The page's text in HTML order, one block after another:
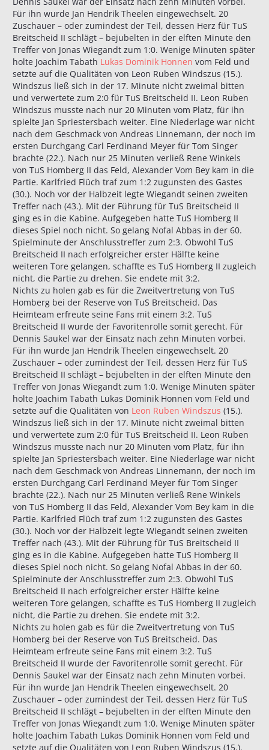
Für ihn wurde Jan Hendrik Theelen eingewechselt. 20
Zuschauer – oder zumindest der Teil, dessen Herz für TuS
Breitscheid II schlägt – bejubelten in der elften Minute den
Treffer von Jonas Wiegandt zum 1:0. Wenige Minuten später
holte Joachim Tabath Lukas Dominik Honnen vom Feld und
setzte auf die Qualitäten von Leon Ruben Windszus (15.).
Windszus ließ sich in der 17. Minute nicht zweimal bitten
und verwertete zum 2:0 für TuS Breitscheid II. Leon Ruben
Windszus musste nach nur 20 Minuten vom Platz, für ihn
spielte Jan Spriestersbach weiter. Eine Niederlage war nicht
nach dem Geschmack von Andreas Linnemann, der noch im
ersten Durchgang Carl Ferdinand Meyer für Tom Singer
brachte (22.). Nach nur 25 Minuten verließ Rene Winkels
von TuS Homberg II das Feld, Alexander Vom Bey kam in die
Partie. Karlfried Flüch traf zum 1:2 zugunsten des Gastes
(30.). Noch vor der Halbzeit legte Wiegandt seinen zweiten
Treffer nach (43.). Mit der Führung für TuS Breitscheid II
ging es in die Kabine. Aufgegeben hatte TuS Homberg II
dieses Spiel noch nicht. So gelang Nofal Abbas in der 60.
Spielminute der Anschlusstreffer zum 2:3. Obwohl TuS
Breitscheid II nach erfolgreicher erster Hälfte keine
weiteren Tore gelangen, schaffte es TuS Homberg II zugleich
nicht, die Partie zu drehen. Sie endete mit 3:2.
Nichts zu holen gab es für die Zweitvertretung von TuS
Homberg bei der Reserve von TuS Breitscheid. Das
Heimteam erfreute seine Fans mit einem 3:2. TuS
Breitscheid II wurde der Favoritenrolle somit gerecht. Für
Dennis Saukel war der Einsatz nach zehn Minuten vorbei.
Für ihn wurde Jan Hendrik Theelen eingewechselt. 20
Zuschauer – oder zumindest der Teil, dessen Herz für TuS
Breitscheid II schlägt – bejubelten in der elften Minute den
Treffer von Jonas Wiegandt zum 1:0. Wenige Minuten später
holte Joachim Tabath Lukas Dominik Honnen vom Feld und
setzte auf die Qualitäten von Leon Ruben Windszus (15.).
Windszus ließ sich in der 17. Minute nicht zweimal bitten
und verwertete zum 2:0 für TuS Breitscheid II. Leon Ruben
Windszus musste nach nur 20 Minuten vom Platz, für ihn
spielte Jan Spriestersbach weiter. Eine Niederlage war nicht
nach dem Geschmack von Andreas Linnemann, der noch im
ersten Durchgang Carl Ferdinand Meyer für Tom Singer
brachte (22.). Nach nur 25 Minuten verließ Rene Winkels
von TuS Homberg II das Feld, Alexander Vom Bey kam in die
Partie. Karlfried Flüch traf zum 1:2 zugunsten des Gastes
(30.). Noch vor der Halbzeit legte Wiegandt seinen zweiten
Treffer nach (43.). Mit der Führung für TuS Breitscheid II
ging es in die Kabine. Aufgegeben hatte TuS Homberg II
dieses Spiel noch nicht. So gelang Nofal Abbas in der 60.
Spielminute der Anschlusstreffer zum 2:3. Obwohl TuS
Breitscheid II nach erfolgreicher erster Hälfte keine
weiteren Tore gelangen, schaffte es TuS Homberg II zugleich
nicht, die Partie zu drehen. Sie endete mit 3:2.
Nichts zu holen gab es für die Zweitvertretung von TuS
Homberg bei der Reserve von TuS Breitscheid. Das
Heimteam erfreute seine Fans mit einem 3:2. TuS
Breitscheid II wurde der Favoritenrolle somit gerecht. Für
Dennis Saukel war der Einsatz nach zehn Minuten vorbei.
Für ihn wurde Jan Hendrik Theelen eingewechselt. 20
Zuschauer – oder zumindest der Teil, dessen Herz für TuS
Breitscheid II schlägt – bejubelten in der elften Minute den
Treffer von Jonas Wiegandt zum 1:0. Wenige Minuten später
holte Joachim Tabath Lukas Dominik Honnen vom Feld und
setzte auf die Qualitäten von Leon Ruben Windszus (15.).